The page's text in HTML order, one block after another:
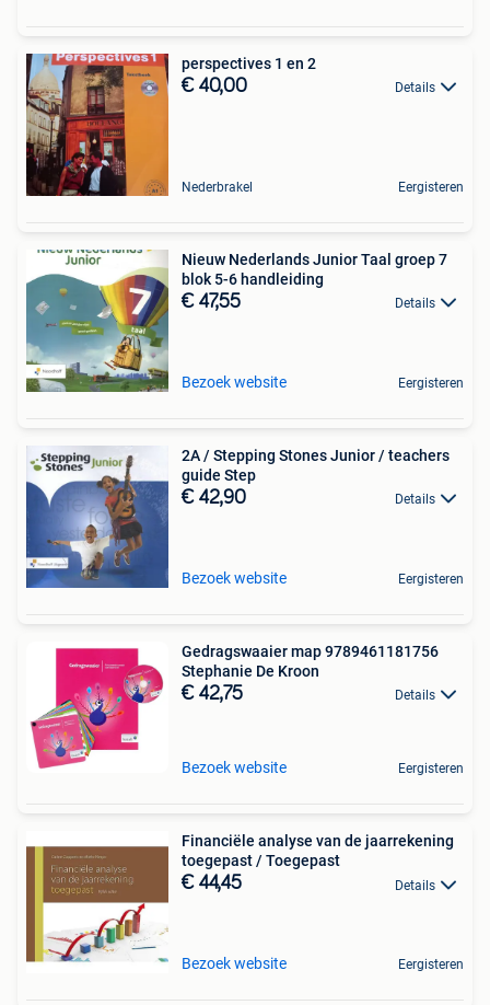
perspectives 1 en 2
€ 40,00 Details
Nederbrakel Eergisteren
Nieuw Nederlands Junior Taal groep 7
blok 5-6 handleiding
€ 47,55 Details
Bezoek website Eergisteren
2A / Stepping Stones Junior / teachers
guide Step
€ 42,90 Details
Bezoek website Eergisteren
Gedragswaaier map 9789461181756
Stephanie De Kroon
€ 42,75 Details
Bezoek website Eergisteren
Financiële analyse van de jaarrekening
toegepast / Toegepast
€ 44,45 Details
Bezoek website Eergisteren